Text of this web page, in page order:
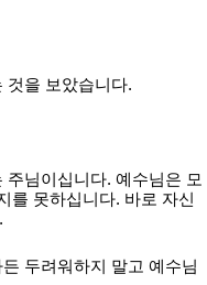
것을 보았습니다.
님이십니다. 예수님은 모
를 못하십니다. 바로 자신
두려워하지 말고 예수님